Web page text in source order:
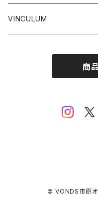
VINCULUM
商
© VONDS市原オ